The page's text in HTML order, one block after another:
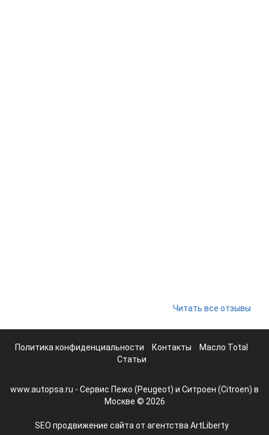
Читать все отзывы
Политика конфиденциальности Контакты
Масло Total
Статьи
www.autopsa.ru - Сервис Пежо (Peugeot) и Ситроен (Citroen) в
Москве © 2026
SEO продвижение сайта от агентства ArtLiberty